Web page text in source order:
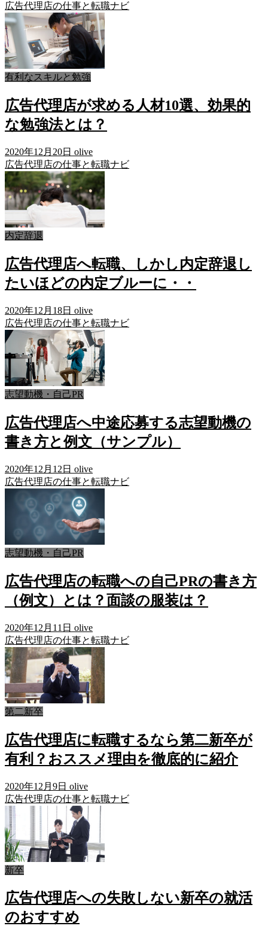
広告代理店の仕事と転職ナビ
有利なスキルと勉強
広告代理店が求める人材10選、効果的
な勉強法とは？
2020年12月20日 olive
広告代理店の仕事と転職ナビ
内定辞退
広告代理店へ転職、しかし内定辞退し
たいほどの内定ブルーに・・
2020年12月18日 olive
広告代理店の仕事と転職ナビ
志望動機・自己PR
広告代理店へ中途応募する志望動機の
書き方と例文（サンプル）
2020年12月12日 olive
広告代理店の仕事と転職ナビ
志望動機・自己PR
広告代理店の転職への自己PRの書き方
（例文）とは？面談の服装は？
2020年12月11日 olive
広告代理店の仕事と転職ナビ
第二新卒
広告代理店に転職するなら第二新卒が
有利？おススメ理由を徹底的に紹介
2020年12月9日 olive
広告代理店の仕事と転職ナビ
新卒
広告代理店への失敗しない新卒の就活
のおすすめ